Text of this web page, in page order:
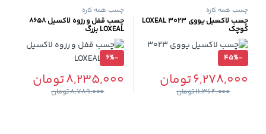
چسب همه کاره
چسب لاکسیل یووی ۳۰۲۳ LOXEAL
کوچک
-
45%
6,278,000تومان
11,364,000تومان
چسب همه کاره
چسب قفل و رزوه لاکسیل 8658
LOXEAL بزرگ
-
6%
8,235,000تومان
8,789,000تومان